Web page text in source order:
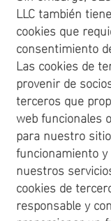
LLC también
cookies que
consentimiento
Las cookies de
provenir de
terceros que
web funcionales
para nuestro
funcionamiento
nuestros
cookies de
responsable y